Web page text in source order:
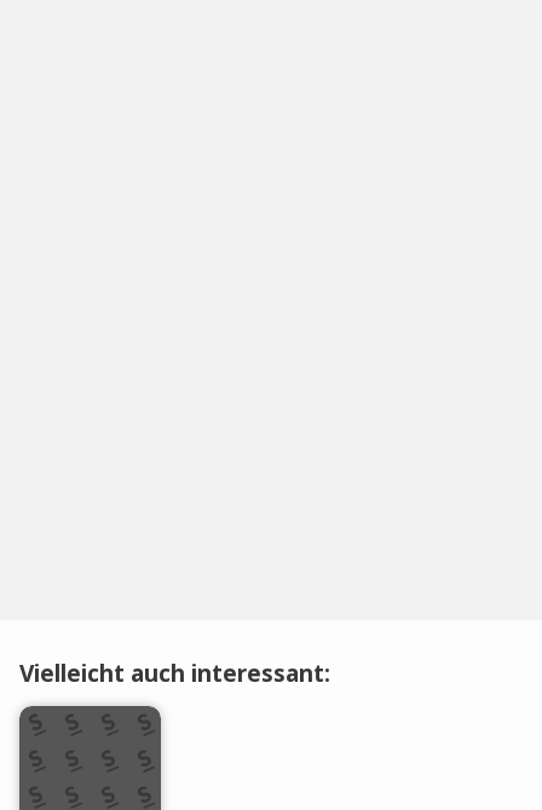
Vielleicht auch interessant: